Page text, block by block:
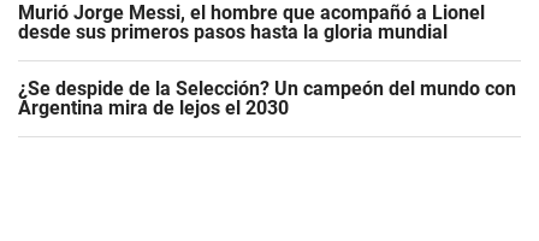
Murió Jorge Messi, el hombre que acompañó a Lionel
desde sus primeros pasos hasta la gloria mundial
¿Se despide de la Selección? Un campeón del mundo con
Argentina mira de lejos el 2030